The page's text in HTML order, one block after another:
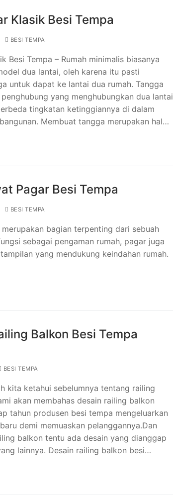
Klasik Besi Tempa
BESI TEMPA
Besi Tempa – Rumah minimalis biasanya
dua lantai, oleh karena itu pasti
untuk dapat ke lantai dua rumah. Tangga
yang menghubungkan dua lantai
tingkatan ketinggiannya di dalam
Membuat tangga merupakan hal…
Pagar Besi Tempa
BESI TEMPA
merupakan bagian terpenting dari sebuah
sebagai pengaman rumah, pagar juga
yang mendukung keindahan rumah.
Balkon Besi Tempa
BESI TEMPA
kita ketahui sebelumnya tentang railing
akan membahas desain railing balkon
tahun produsen besi tempa mengeluarkan
demi memuaskan pelanggannya.Dan
balkon tentu ada desain yang dianggap
lainnya. Desain railing balkon besi…